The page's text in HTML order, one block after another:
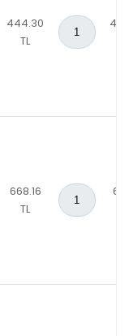
444.30
TL
668.16
TL